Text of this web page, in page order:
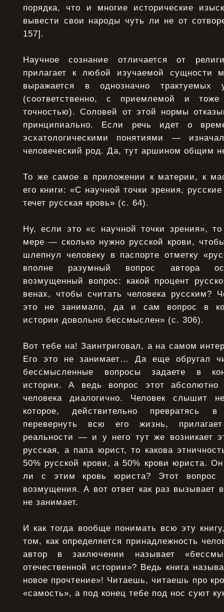
порядка, что и многие исторические
вывести свои народы чуть ли не от
157].
Научное сознание отличается от
прилагает к любой изучаемой сущности
выражается в однозначно трактуемых
(соответственно, с приемлемой и тоже
точностью). Соловей от этой нормы
принципиально. Если речь идет о
эсхатологическими понятиями —
человеческий род. Да, тут аршином общим
То же самое в приложении к материи, к
его книги: «С научной точки зрения,
течет русская кровь» (с. 64).
Ну, если это «с научной точки зрения»,
мере — сколько нужно русской крови,
шлепнул человеку в паспорте отметку
вполне разумный вопрос автора
возмущенный вопрос: какой процент
венах, чтобы считать человека русским?
это не занимало, да и сам вопрос в
истории довольно бессмыслен» (с. 306).
Вот тебе на! Заинтриговал, а на самом
Его это не занимает… Да еще обругал
бессмысленные вопросы задаете в
истории. А ведь вопрос этот
человека диалогично. Человек слышит
которое, действительно превратясь в
перевернуть всю его жизнь,
реальности — и у него тут же возникает
русская, а папа юрист, то какова
50% русской крови, а 50% крови юриста.
ли с этим кровь юриста? Этот вопрос
возмущения. А вот ответ как раз
не занимает.
И как тогда вообще понимать всю эту
том, как определяется принадлежность
автор в заключении называет
отечественной истории»? Ведь книга
новое прочтение»! Читаешь, читаешь про
«самость», а под конец тебе под нос суют